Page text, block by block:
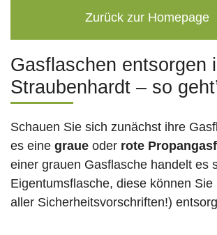
Zurück zur Homepage
Gasflaschen entsorgen
Straubenhardt – so
Schauen Sie sich zunächst ihre
es eine graue oder rote
einer grauen Gasflasche handelt es
Eigentumsflasche, diese können Sie
aller Sicherheitsvorschriften!)